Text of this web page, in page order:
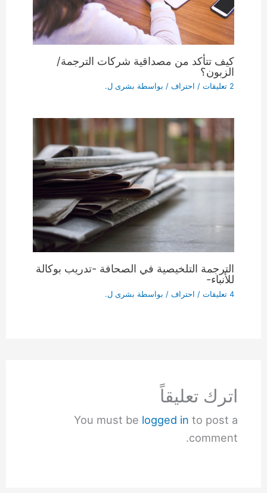
كيف تتأكد من مصداقية شركات الترجمة/
الزبون؟
2 تعليقات / احتراف / بواسطة بشرى ل.
الترجمة التلخيصية في الصحافة -تدريب بوكالة
للأنباء-
4 تعليقات / احتراف / بواسطة بشرى ل.
اترك تعليقاً
You must be logged in to post a
comment.